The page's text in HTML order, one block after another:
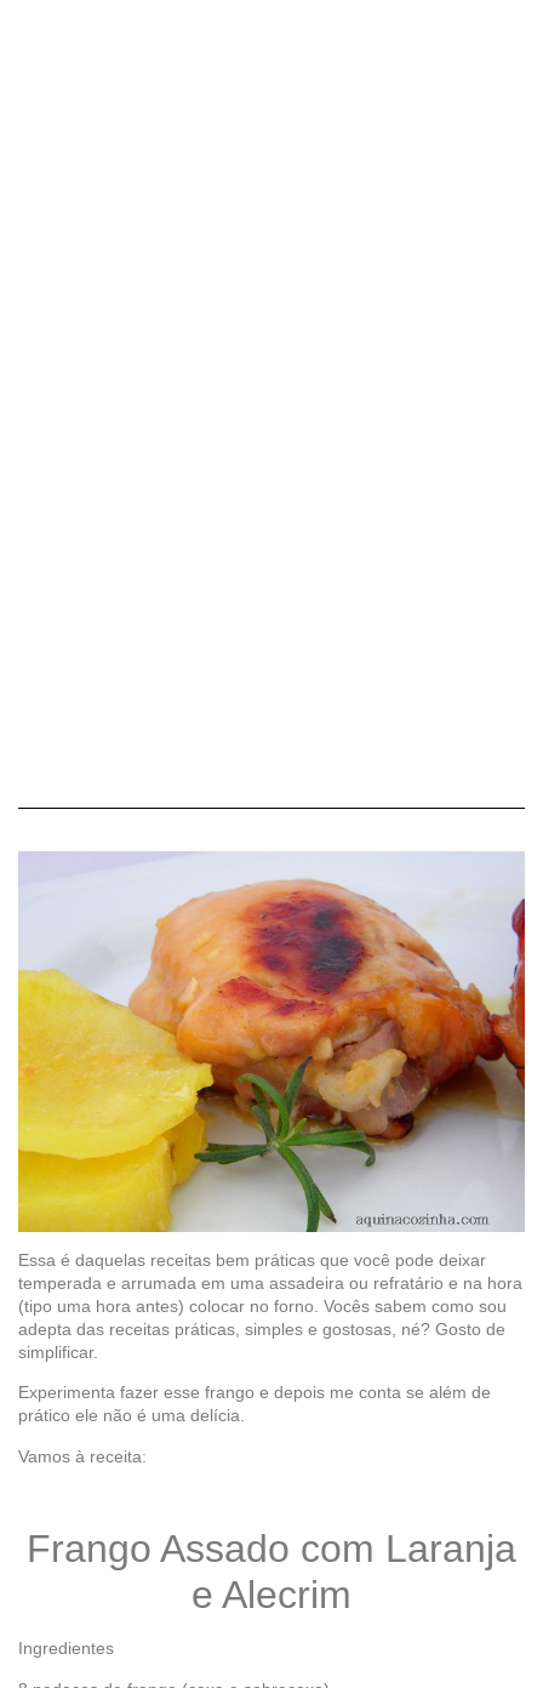
Essa é daquelas receitas bem práticas que você pode deixar
temperada e arrumada em uma assadeira ou refratário e na hora
(tipo uma hora antes) colocar no forno. Vocês sabem como sou
adepta das receitas práticas, simples e gostosas, né? Gosto de
simplificar.
Experimenta fazer esse frango e depois me conta se além de
prático ele não é uma delícia.
Vamos à receita:
Frango Assado com Laranja
e Alecrim
Ingredientes